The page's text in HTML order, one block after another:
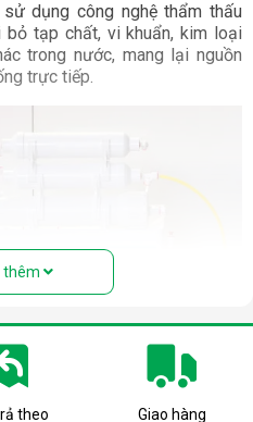
dụng công nghệ thẩm thấu
tạp chất, vi khuẩn, kim loại
trong nước, mang lại nguồn
trực tiếp.
thêm
theo
Giao hàng